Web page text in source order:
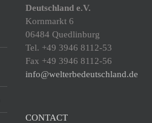
Deutschland e.V.
Kornmarkt 6
06484 Quedlinburg
Tel. +49 3946 8112-53
Fax +49 3946 8112-56
info@welterbedeutschland.de
CONTACT